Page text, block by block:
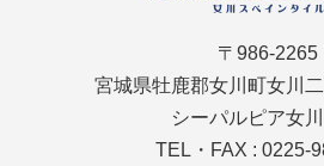
〒986-2265
宮城県牡鹿郡女川町女川
シーパルピア女
TEL・FAX : 0225-